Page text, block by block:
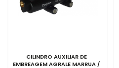
CILINDRO AUXILIAR DE
EMBREAGEM AGRALE MARRUA /